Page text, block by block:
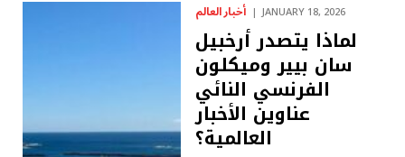
أخبار العالم JANUARY 18, 2026
لماذا يتصدر أرخبيل
سان بيير وميكلون
الفرنسي النائي
عناوين الأخبار
العالمية؟